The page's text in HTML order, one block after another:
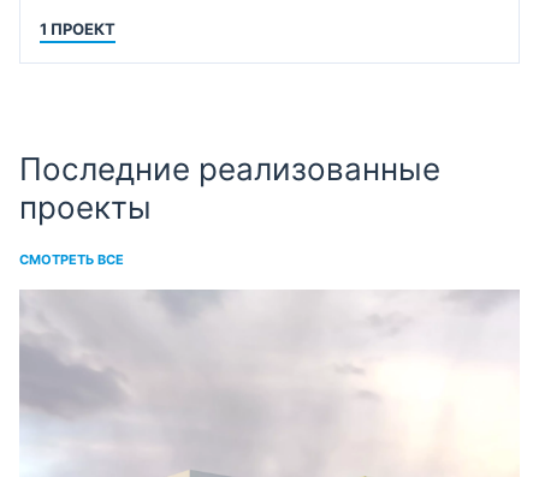
1 ПРОЕКТ
Последние реализованные
проекты
СМОТРЕТЬ ВСЕ